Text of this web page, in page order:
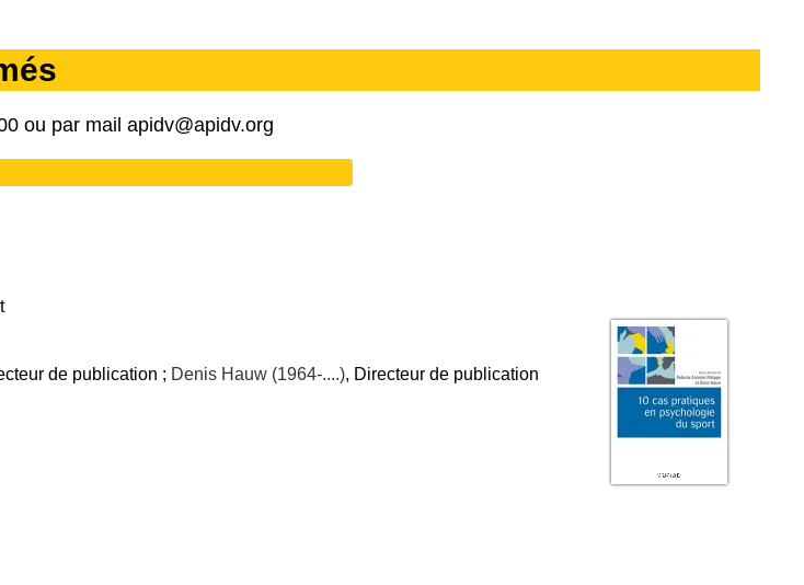
ou par mail apidv@apidv.org
de publication ; Denis Hauw (1964-....), Directeur de publication